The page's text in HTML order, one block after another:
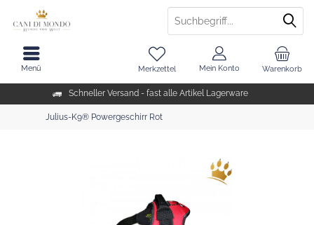
Schneller Versand - fast alle Artikel Lagerware
Warenkorb
Merkzettel Mein Konto
Menü
Julius-K9® Powergeschirr Rot